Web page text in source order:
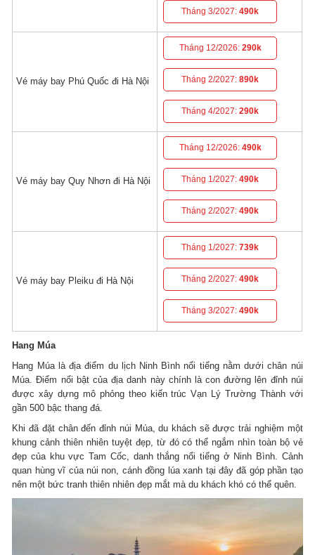
Tháng 3/2027:490k
Vé máy bay Phú Quốc đi Hà Nội
Tháng 12/2026: 290k
Tháng 2/2027:890k
Tháng 4/2027:290k
Vé máy bay Quy Nhơn đi Hà Nội
Tháng 12/2026: 490k
Tháng 1/2027:490k
Tháng 2/2027:490k
Vé máy bay Pleiku đi Hà Nội
Tháng 1/2027:739k
Tháng 2/2027:490k
Tháng 3/2027:490k
Hang Múa
Hang Múa là địa điểm du lịch Ninh Bình nổi tiếng nằm dưới chân núi
Múa. Điểm nổi bật của địa danh này chính là con đường lên đỉnh núi
được xây dựng mô phỏng theo kiến trúc Vạn Lý Trường Thành với
gần 500 bậc thang đá.
Khi đã đặt chân đến đỉnh núi Múa, du khách sẽ được trải nghiệm một
khung cảnh thiên nhiên tuyệt đẹp, từ đó có thể ngắm nhìn toàn bộ vẻ
đẹp của khu vực Tam Cốc, danh thắng nổi tiếng ở Ninh Bình. Cảnh
quan hùng vĩ của núi non, cánh đồng lúa xanh tại đây đã góp phần tạo
nên một bức tranh thiên nhiên đẹp mắt mà du khách khó có thể quên.